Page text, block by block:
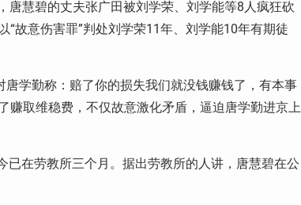
慧碧的丈夫张广田被刘学荣、刘学能等8人疯狂砍
故意伤害罪”判处刘学荣11年、刘学能10年有期徒
学勤称：赔了你的损失我们就没钱赚钱了，有本事
赚取维稳费，不仅故意激化矛盾，逼迫唐学勤进京上
已在劳教所三个月。据出劳教所的人讲，唐慧碧在公